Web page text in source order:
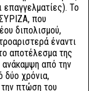
επαγγελματίες). Το
που
διπολισμού,
έναντι
αποτέλεσμα της
ανάκαμψη από την
δύο χρόνια,
πτώση του